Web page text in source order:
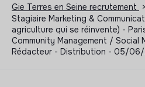
Gie Terres en Seine recrutement
>
Stagiaire Marketing &
agriculture qui se réinvente) -
Community Management / Social
Rédacteur - Distribution - 05/